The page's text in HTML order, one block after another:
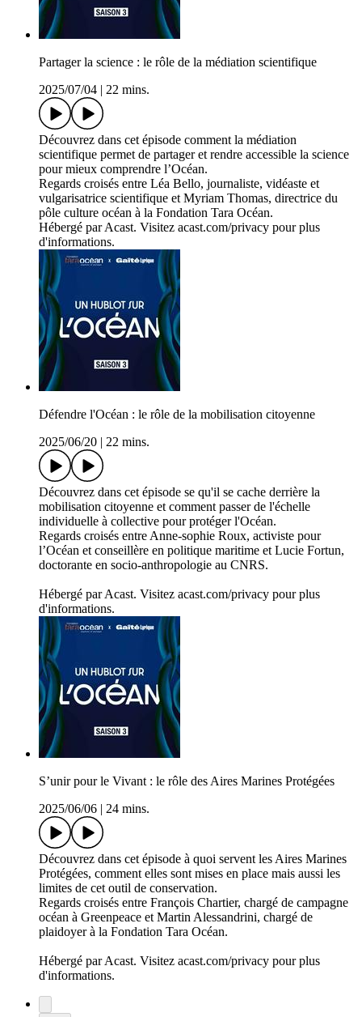
Partager la science : le rôle de la médiation scientifique
2025/07/04
22 mins.
Découvrez dans cet épisode comment la médiation
scientifique permet de partager et rendre accessible la science
pour mieux comprendre l’Océan.
Regards croisés entre Léa Bello, journaliste, vidéaste et
vulgarisatrice scientifique et Myriam Thomas, directrice du
pôle culture océan à la Fondation Tara Océan.
Hébergé par Acast. Visitez acast.com/privacy pour plus
d'informations.
Défendre l'Océan : le rôle de la mobilisation citoyenne
2025/06/20
22 mins.
Découvrez dans cet épisode se qu'il se cache derrière la
mobilisation citoyenne et comment passer de l'échelle
individuelle à collective pour protéger l'Océan.
Regards croisés entre Anne-sophie Roux, activiste pour
l’Océan et conseillère en politique maritime et Lucie Fortun,
doctorante en socio-anthropologie au CNRS.
Hébergé par Acast. Visitez acast.com/privacy pour plus
d'informations.
S’unir pour le Vivant : le rôle des Aires Marines Protégées
2025/06/06
24 mins.
Découvrez dans cet épisode à quoi servent les Aires Marines
Protégées, comment elles sont mises en place mais aussi les
limites de cet outil de conservation.
Regards croisés entre François Chartier, chargé de campagne
océan à Greenpeace et Martin Alessandrini, chargé de
plaidoyer à la Fondation Tara Océan.
Hébergé par Acast. Visitez acast.com/privacy pour plus
d'informations.